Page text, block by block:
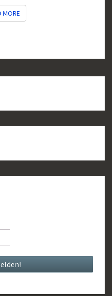
MOREREAD MORE